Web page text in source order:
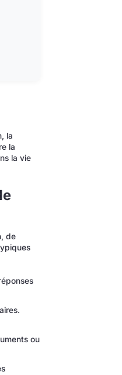
la
la
la vie
de
ou